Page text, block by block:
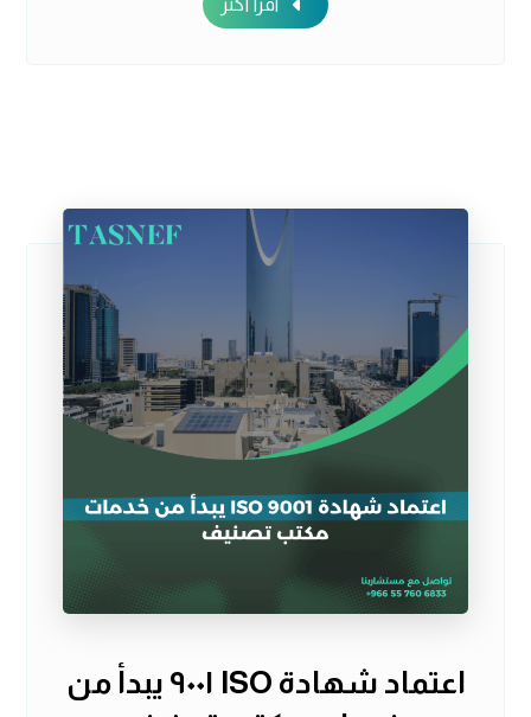
اقرأ أكثر
اعتماد شهادة ISO ٩٠٠١ يبدأ من